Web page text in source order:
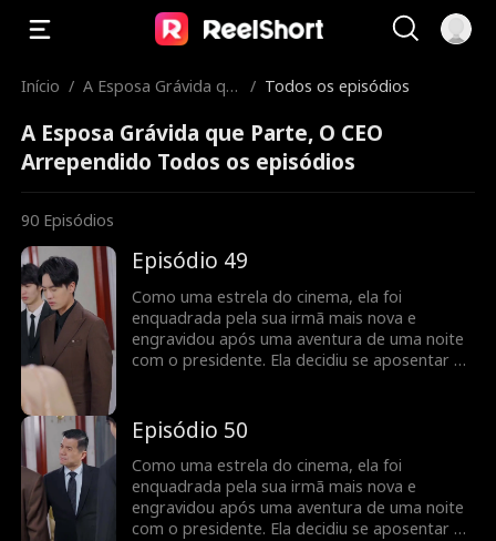
Início / A Esposa Grávida qu
endido
/ Todos os episódios
A Esposa Grávida que Parte, O CEO
Arrependido Todos os episódios
90 Episódios
Episódio 49
Como uma estrela do cinema, ela foi
enquadrada pela sua irmã mais nova e
engravidou após uma aventura de uma noite
com o presidente. Ela decidiu se aposentar do
após uma aventura de uma noite? Revelando
a vida cinematográfica da estrela do cinema!
Episódio 50
Como uma estrela do cinema, ela foi
enquadrada pela sua irmã mais nova e
engravidou após uma aventura de uma noite
com o presidente. Ela decidiu se aposentar do